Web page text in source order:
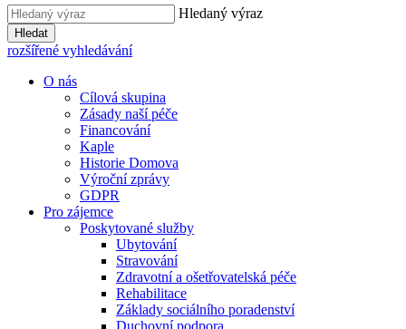
Hledaný výraz
Hledat
rozšířené vyhledávání
O nás
Cílová skupina
Zásady naší péče
Financování
Kaple
Historie Domova
Výroční zprávy
GDPR
Pro zájemce
Poskytované služby
Ubytování
Stravování
Zdravotní a ošetřovatelská péče
Rehabilitace
Základy sociálního poradenství
Duchovní podpora